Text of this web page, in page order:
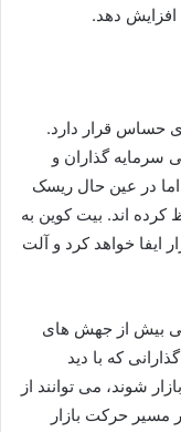
دهد.
ای حساس قرار دارد.
سرمایه گذاران و
در عین حال ریسک
اند. بیت کوین به
ایفا خواهد کرد و آلت
بیش از جهش های
که با دید
شوند، می توانند از
حرکت بازار